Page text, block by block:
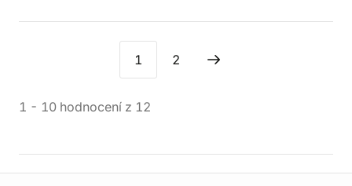
1 2
1 - 10 hodnocení z 12